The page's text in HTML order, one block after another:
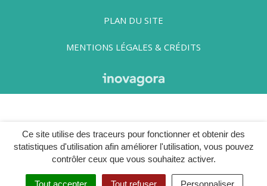
Ce site utilise des traceurs pour fonctionner et obtenir des
statistiques d'utilisation afin améliorer l'utilisation, vous pouvez
contrôler ceux que vous souhaitez activer.
Tout accepter Tout refuser Personnaliser
PLAN DU SITE
MENTIONS LÉGALES & CRÉDITS